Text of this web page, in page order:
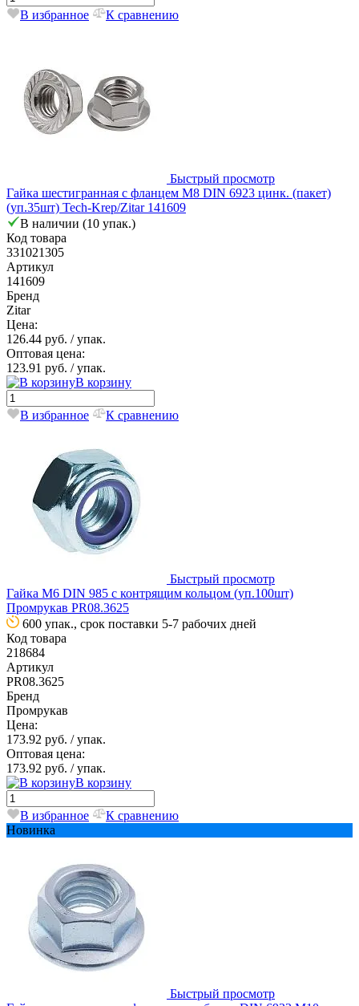
В избранное К сравнению
Быстрый просмотр
Гайка шестигранная с фланцем М8 DIN 6923 цинк. (пакет)
(уп.35шт) Tech-Krep/Zitar 141609
В наличии (10 упак.)
Код товара
331021305
Артикул
141609
Бренд
Zitar
Цена:
126.44 руб. / упак.
Оптовая цена:
123.91 руб. / упак.
В корзину
В избранное К сравнению
Быстрый просмотр
Гайка М6 DIN 985 с контрящим кольцом (уп.100шт)
Промрукав PR08.3625
600 упак., срок поставки 5-7 рабочих дней
Код товара
218684
Артикул
PR08.3625
Бренд
Промрукав
Цена:
173.92 руб. / упак.
Оптовая цена:
173.92 руб. / упак.
В корзину
В избранное
К сравнению
Новинка
Быстрый просмотр